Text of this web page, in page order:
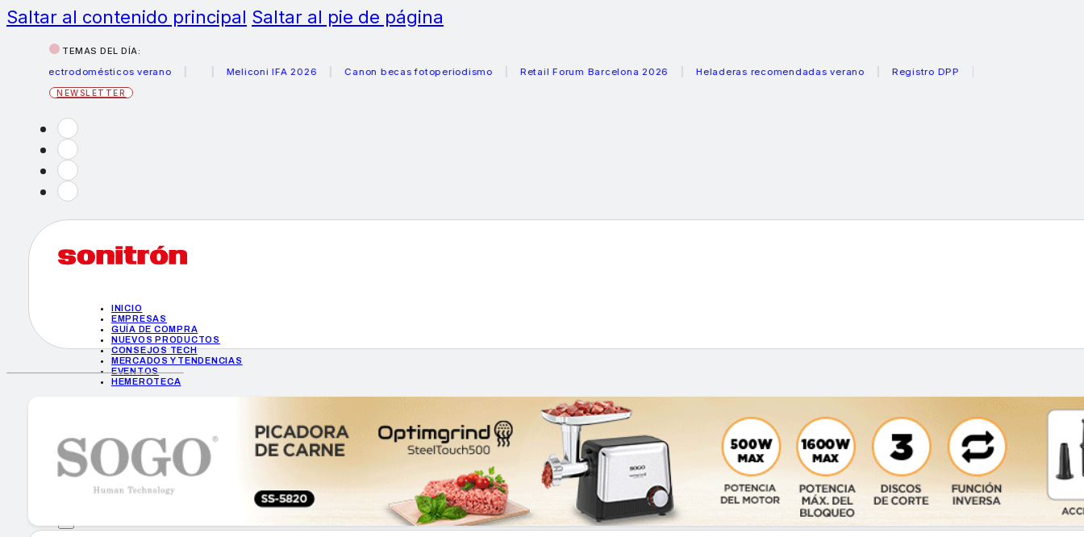
Saltar al contenido principal Saltar al pie de página
TEMAS DEL DÍA:
electrodomésticos verano
Meliconi IFA 2026 Canon becas fotoperiodismo Retail Forum Barcelona 2026 Heladeras recomendadas verano Registro DPP
NEWSLETTER
INICIO
EMPRESAS
GUÍA DE COMPRA
NUEVOS PRODUCTOS
CONSEJOS TECH
MERCADOS Y TENDENCIAS
EVENTOS
HEMEROTECA
GUÍA DE COMPRA
NUEVOS PRODUCTOS
CONSEJOS TECH
MERCADOS Y TENDENCIAS
HEMEROTECA